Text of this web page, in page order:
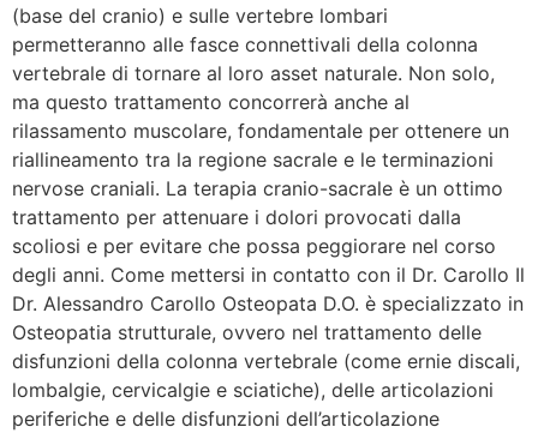
(base del cranio) e sulle vertebre lombari
permetteranno alle fasce connettivali della colonna
vertebrale di tornare al loro asset naturale. Non solo,
ma questo trattamento concorrerà anche al
rilassamento muscolare, fondamentale per ottenere un
riallineamento tra la regione sacrale e le terminazioni
nervose craniali. La terapia cranio-sacrale è un ottimo
trattamento per attenuare i dolori provocati dalla
scoliosi e per evitare che possa peggiorare nel corso
degli anni. Come mettersi in contatto con il Dr. Carollo Il
Dr. Alessandro Carollo Osteopata D.O. è specializzato in
Osteopatia strutturale, ovvero nel trattamento delle
disfunzioni della colonna vertebrale (come ernie discali,
lombalgie, cervicalgie e sciatiche), delle articolazioni
periferiche e delle disfunzioni dell’articolazione